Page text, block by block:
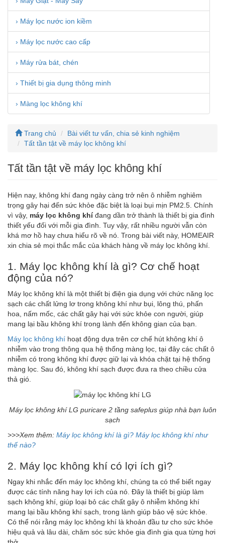
› Máy lọc nước ion kiềm
› Máy lọc nước cao cấp
› Máy rửa bát, chén
› Thiết bị gia dụng thông minh
› Màng lọc không khí
Trang chủ
Bài viết tư vấn, chia sẻ kinh nghiệm
Tất tần tật về máy lọc không khí
Tất tần tật về máy lọc không khí
Hiện nay, không khí đang ngày càng trở nên ô nhiễm nghiêm
trọng gây hại đến sức khỏe đặc biệt là loại bụi mịn PM2.5. Chính
vì vậy, máy lọc không khíđang dần trở thành là thiết bị gia đình
thiết yếu đối với mỗi gia đình. Tuy vậy, rất nhiều người vẫn còn
khá mơ hồ hay chưa hiểu rõ về nó. Trong bài viết này, HOMEAIR
xin chia sẻ mọi thắc mắc của khách hàng về máy lọc không khí.
1. Máy lọc không khí là gì? Cơ chế hoạt
động của nó?
Máy lọc không khí là một thiết bị điện gia dụng với chức năng lọc
sạch các chất lửng lơ trong không khí như bụi, lông thú, phấn
hoa, nấm mốc, các chất gây hại với sức khỏe con người, giúp
mang lại bầu không khí trong lành đến không gian của bạn.
Máy lọc không khí hoạt động dựa trên cơ chế hút không khí ô
nhiễm vào trong thông qua hệ thống màng lọc, tại đây các chất ô
nhiễm có trong không khí được giữ lại và khóa chặt tại hệ thống
màng lọc. Sau đó, không khí sạch được đưa ra theo chiều cửa
thả gió.
Máy lọc không khí LG puricare 2 tầng safeplus giúp nhà bạn luôn
sạch
>>>Xem thêm: Máy lọc không khí là gì? Máy lọc không khí như
thế nào?
2. Máy lọc không khí có lợi ích gì?
Ngay khi nhắc đến máy lọc không khí, chúng ta có thể biết ngay
được các tính năng hay lợi ích của nó. Đây là thiết bị giúp làm
sạch không khí, giúp loại bỏ các chất gây ô nhiễm không khí
mang lại bầu không khí sạch, trong lành giúp bảo vệ sức khỏe.
Có thể nói rằng máy lọc không khí là khoản đầu tư cho sức khỏe
hiệu quả và lâu dài, chăm sóc sức khỏe gia đình gia qua từng hơi